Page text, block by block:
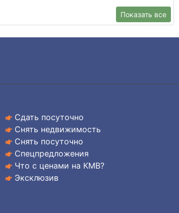
Показать все
Сдать посуточно
Снять недвижимость
Снять посуточно
Спецпредложения
Что с ценами на КМВ?
Эксклюзив